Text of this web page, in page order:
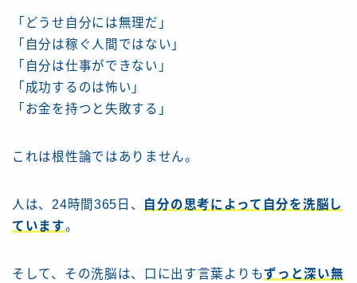
「どうせ自分には無理だ」
「自分は稼ぐ人間ではない」
「自分は仕事ができない」
「成功するのは怖い」
「お金を持つと失敗する」
これは根性論ではありません。
人は、24時間365日、 自分の思考によって自分を洗脳し
ています。
そして、その洗脳は、口に出す言葉よりもずっと深い無